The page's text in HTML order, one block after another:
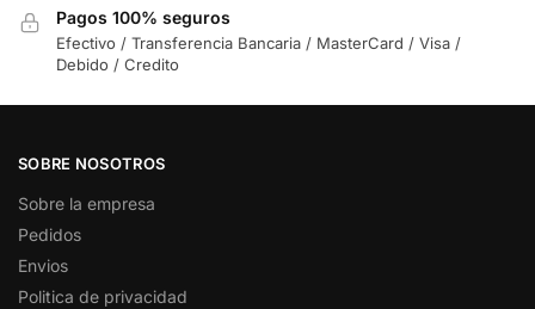
Pagos 100% seguros
Efectivo / Transferencia Bancaria / MasterCard / Visa /
Debido / Credito
SOBRE NOSOTROS
Sobre la empresa
Pedidos
Envios
Politica de privacidad